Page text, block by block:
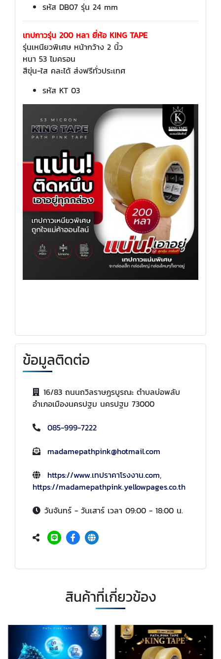
รหัส DB07 รุ่น 24 mm
เทปกาวรุ่น 200 หลา ยี่ห้อ KING TAPE
รุ่นเหนียวพิเศษ หน้ากว้าง 2 นิ้ว
หนา 53 ไมครอน
สีขุ่น-ใส คละได้ ส่งฟรีทั่วประเทศ
รหัส KT 03
ข้อมูลติดต่อ
16/83 ถนนถวิลราษฎรบูรณะ ตำบลบ่อพลับ
อำเภอเมืองนครปฐม นครปฐม 73000
085-999-7222
madamepathpink@hotmail.com
https://www.เทปราคาโรงงาน.com,
https://madamepathpink.yellowpages.co.th
วันจันทร์ - วันเสาร์ เวลา 09:00 - 18:00 น.
สินค้าที่เกี่ยวข้อง